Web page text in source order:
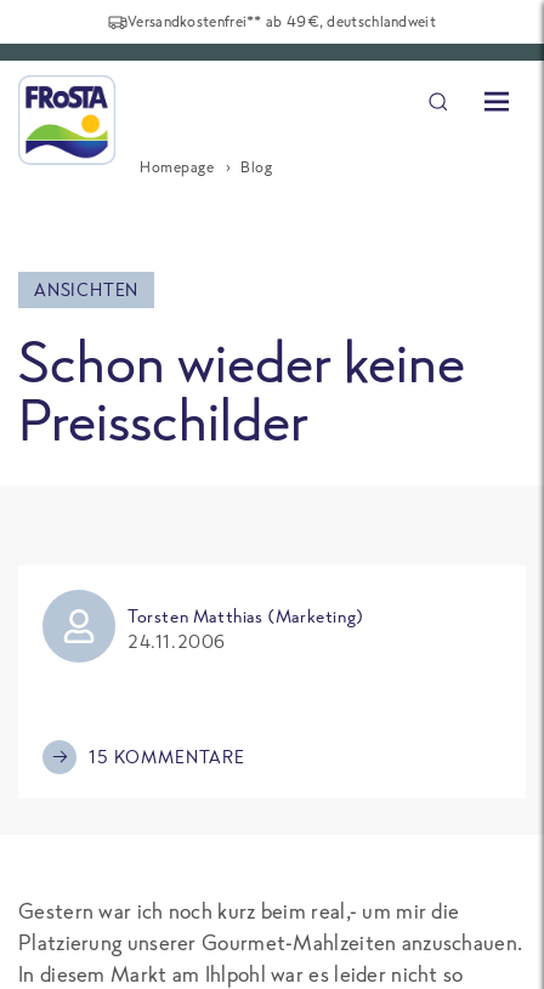
Versandkostenfrei** ab 49€, deutschlandweit
Homepage Blog
ANSICHTEN
Schon wieder keine
Preisschilder
Torsten Matthias (Marketing)
24.11.2006
15 KOMMENTARE
Gestern war ich noch kurz beim real,- um mir die
Platzierung unserer Gourmet-Mahlzeiten anzuschauen.
In diesem Markt am Ihlpohl war es leider nicht so